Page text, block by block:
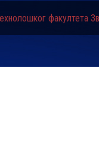
факултета